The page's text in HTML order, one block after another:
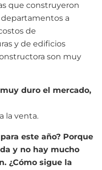
que construyeron
a
de
y de edificios
son muy
duro el mercado,
la venta.
este año? Porque
y no hay mucho
¿Cómo sigue la